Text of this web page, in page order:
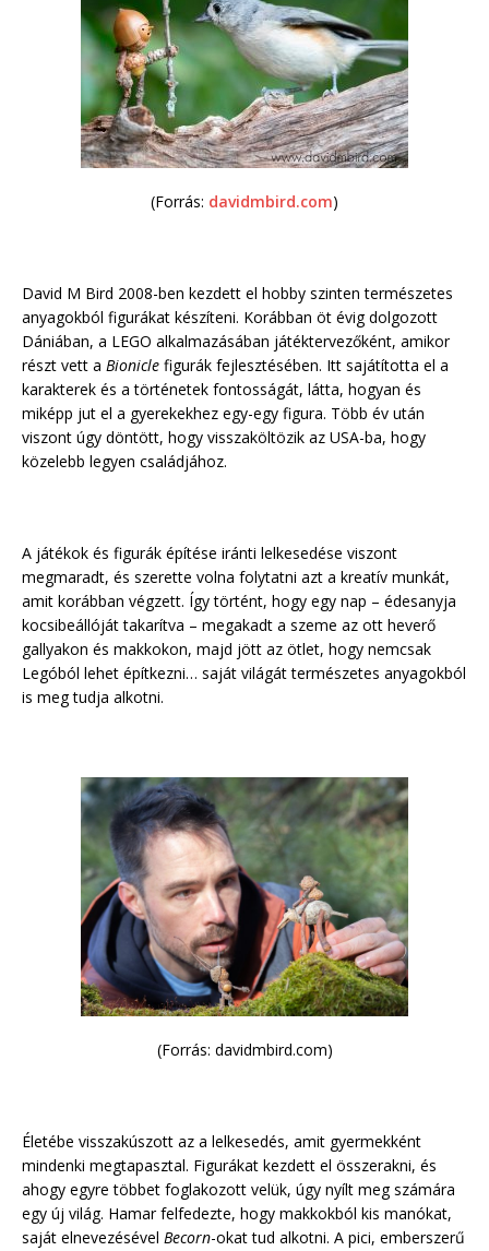
(Forrás: davidmbird.com)
David M Bird 2008-ben kezdett el hobby szinten természetes
anyagokból figurákat készíteni. Korábban öt évig dolgozott
Dániában, a LEGO alkalmazásában játéktervezőként, amikor
részt vett a Bionicle figurák fejlesztésében. Itt sajátította el a
karakterek és a történetek fontosságát, látta, hogyan és
miképp jut el a gyerekekhez egy-egy figura. Több év után
viszont úgy döntött, hogy visszaköltözik az USA-ba, hogy
közelebb legyen családjához.
A játékok és figurák építése iránti lelkesedése viszont
megmaradt, és szerette volna folytatni azt a kreatív munkát,
amit korábban végzett. Így történt, hogy egy nap – édesanyja
kocsibeállóját takarítva – megakadt a szeme az ott heverő
gallyakon és makkokon, majd jött az ötlet, hogy nemcsak
Legóból lehet építkezni… saját világát természetes anyagokból
is meg tudja alkotni.
(Forrás: davidmbird.com)
Életébe visszakúszott az a lelkesedés, amit gyermekként
mindenki megtapasztal. Figurákat kezdett el összerakni, és
ahogy egyre többet foglakozott velük, úgy nyílt meg számára
egy új világ. Hamar felfedezte, hogy makkokból kis manókat,
saját elnevezésével Becorn-okat tud alkotni. A pici, emberszerű